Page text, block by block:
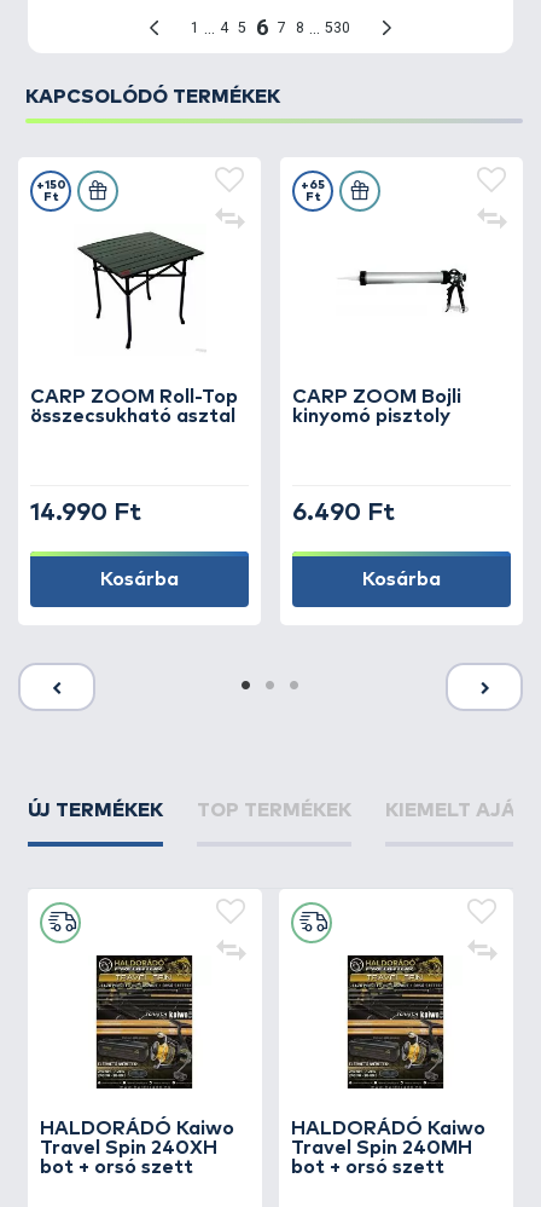
KAPCSOLÓDÓ TERMÉKEK
CARP ZOOM Roll-Top
összecsukható asztal
+150
Ft
14.990 Ft
Kosárba
CARP ZOOM Bojli
kinyomó pisztoly
+65
Ft
6.490 Ft
Kosárba
ÚJ TERMÉKEK TOP TERMÉKEK KIEMELT
HALDORÁDÓ Kaiwo
Travel Spin 240XH
bot + orsó szett
HALDORÁDÓ Kaiwo
Travel Spin 240MH
bot + orsó szett